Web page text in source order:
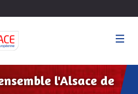
l'Alsace de